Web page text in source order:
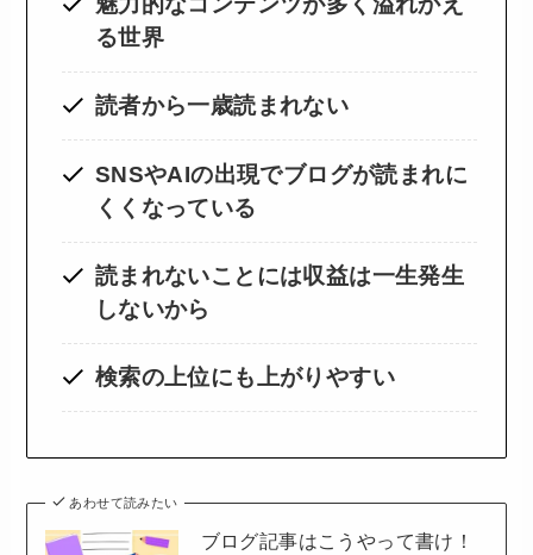
る世界
読者から一歳読まれない
SNSやAIの出現でブログが読まれに
くくなっている
読まれないことには収益は一生発生
しないから
検索の上位にも上がりやすい
あわせて読みたい
ブログ記事はこうやって書け！